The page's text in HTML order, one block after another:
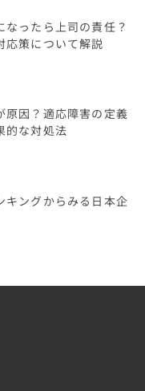
なったら上司の責任？
応策について解説
原因？適応障害の定義
的な対処法
キングからみる日本企